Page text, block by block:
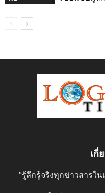
เกี่
"รู้ลึกรู้จริงทุกข่าวสารใ